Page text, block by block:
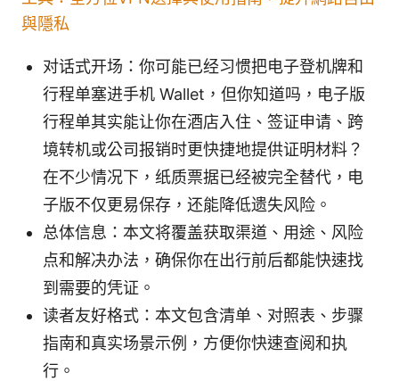
與隱私
对话式开场：你可能已经习惯把电子登机牌和
行程单塞进手机 Wallet，但你知道吗，电子版
行程单其实能让你在酒店入住、签证申请、跨
境转机或公司报销时更快捷地提供证明材料？
在不少情况下，纸质票据已经被完全替代，电
子版不仅更易保存，还能降低遗失风险。
总体信息：本文将覆盖获取渠道、用途、风险
点和解决办法，确保你在出行前后都能快速找
到需要的凭证。
读者友好格式：本文包含清单、对照表、步骤
指南和真实场景示例，方便你快速查阅和执
行。